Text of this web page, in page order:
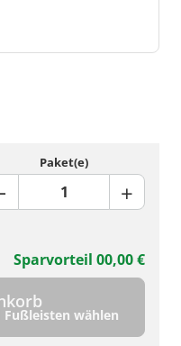
Paket(e)
Sparvorteil 00,00€
wählen